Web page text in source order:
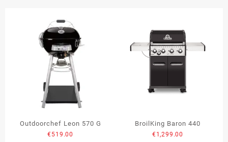
Outdoorchef Leon 570 G
€ 519.00
BroilKing Baron 440
€ 1,299.00